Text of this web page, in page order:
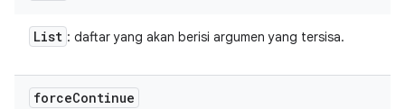
List : daftar yang akan berisi argumen yang tersisa.
forceContinue